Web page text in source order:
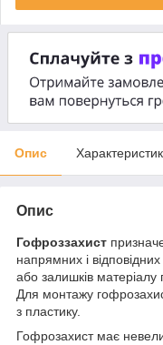
Опис
Опис
Гофроззахист
напрямних і
або залишків матеріалу
Для монтажу
з пластику.
Гофрозахист має